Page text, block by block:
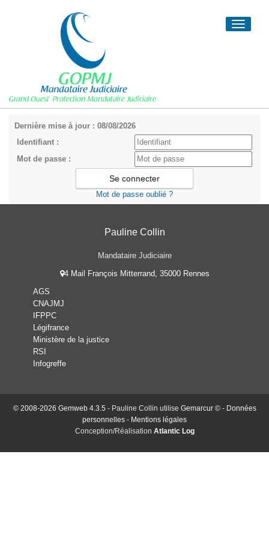
Toggle
Dernière mise à jour : 08/08/2026
Identifiant :
Mot de passe :
Mot de passe oublié ?
Pauline Collin
Mandataire Judiciaire
4 Mail François Mitterrand, 35000 Rennes
AGS
CNAJMJ
IFPPC
Légifrance
Ministère de la justice
RSI
Infogreffe
© 2008-2026 Gemweb 4.3.5 - Pauline Collin utilise Gemarcur ©- Données
personnelles - Mentions légales
Conception/Réalisation Atlantic Log